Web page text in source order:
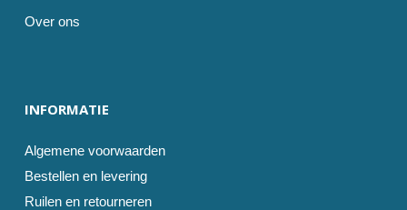
Over ons
INFORMATIE
Algemene voorwaarden
Bestellen en levering
Ruilen en retourneren